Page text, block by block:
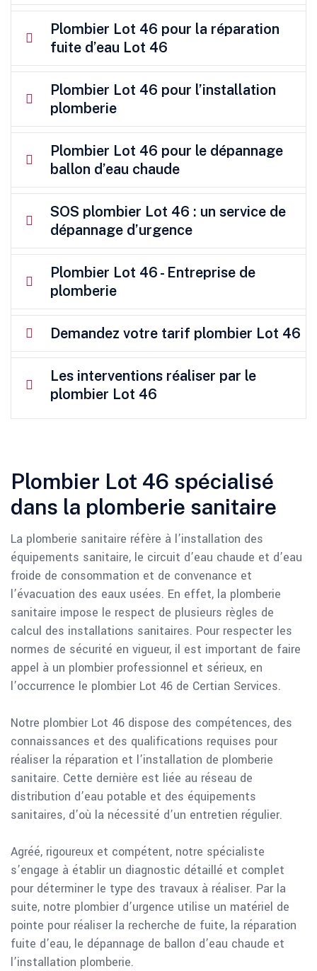
Plombier Lot 46 pour la réparation
fuite d’eau Lot 46
Plombier Lot 46 pour l’installation
plomberie
Plombier Lot 46 pour le dépannage
ballon d’eau chaude
SOS plombier Lot 46 : un service de
dépannage d’urgence
Plombier Lot 46 - Entreprise de
plomberie
Demandez votre tarif plombier Lot 46
Les interventions réaliser par le
plombier Lot 46
Plombier Lot 46 spécialisé
dans la plomberie sanitaire
La plomberie sanitaire réfère à l’installation des
équipements sanitaire, le circuit d’eau chaude et d’eau
froide de consommation et de convenance et
l’évacuation des eaux usées. En effet, la plomberie
sanitaire impose le respect de plusieurs règles de
calcul des installations sanitaires. Pour respecter les
normes de sécurité en vigueur, il est important de faire
appel à un plombier professionnel et sérieux, en
l’occurrence le plombier Lot 46 de Certian Services.
Notre plombier Lot 46 dispose des compétences, des
connaissances et des qualifications requises pour
réaliser la réparation et l’installation de plomberie
sanitaire. Cette dernière est liée au réseau de
distribution d’eau potable et des équipements
sanitaires, d’où la nécessité d’un entretien régulier.
Agréé, rigoureux et compétent, notre spécialiste
s’engage à établir un diagnostic détaillé et complet
pour déterminer le type des travaux à réaliser. Par la
suite, notre plombier d’urgence utilise un matériel de
pointe pour réaliser la recherche de fuite, la réparation
fuite d’eau, le dépannage de ballon d’eau chaude et
l’installation plomberie.